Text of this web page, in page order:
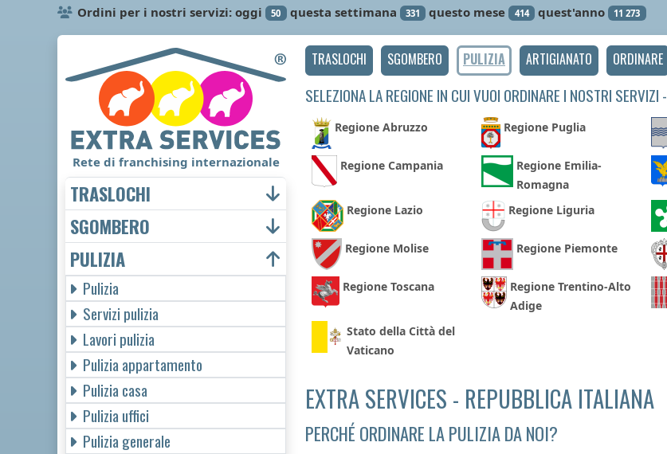
Ordini per i nostri servizi: oggi 50 questa settimana 331 questo mese 414 quest'anno 11 273
TRASLOCHI SGOMBERO PULIZIA ARTIGIANATO ORDINARE
SELEZIONA LA REGIONE IN CUI VUOI ORDINARE I NOSTRI SERVIZI -
Regione Abruzzo Regione Puglia
Regione Campania
Regione Emilia-
Romagna
Regione Lazio Regione Liguria
Regione Molise Regione Piemonte
Regione Toscana
Regione Trentino-Alto
Adige
Stato della Città del
Vaticano
EXTRA SERVICES - REPUBBLICA ITALIANA
PERCHÉ ORDINARE LA PULIZIA DA NOI?
Rete di franchising internazionale
TRASLOCHI
SGOMBERO
PULIZIA
Pulizia
Servizi pulizia
Lavori pulizia
Pulizia appartamento
Pulizia casa
Pulizia uffici
Pulizia generale